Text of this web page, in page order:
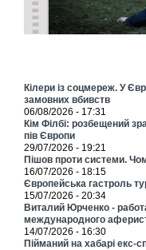
Кілери із соцмереж. У
замовних вбивств
06/08/2026 - 17:31
Кім Філбі: розбещений
пів Європи
29/07/2026 - 19:21
Пішов проти системи.
16/07/2026 - 18:15
Європейська гастроль
15/07/2026 - 20:34
Виталий Юрченко -
международного
14/07/2026 - 16:30
Пійманий на хабарі екс-